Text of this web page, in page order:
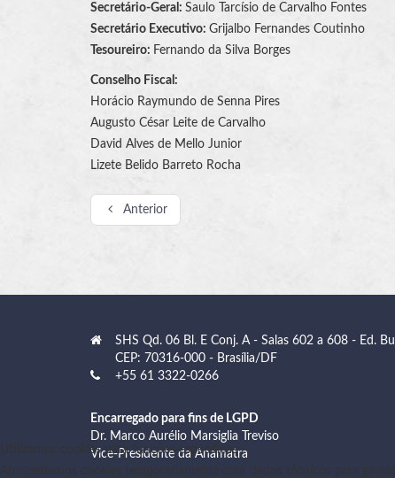
Secretário-Geral: Saulo Tarcísio de Carvalho Fontes
Secretário Executivo: Grijalbo Fernandes Coutinho
Tesoureiro: Fernando da Silva Borges
Conselho Fiscal:
Horácio Raymundo de Senna Pires
Augusto César Leite de Carvalho
David Alves de Mello Junior
Lizete Belido Barreto Rocha
Anterior
SHS Qd. 06 Bl. E Conj. A - Salas 602 a 608 - Ed.
CEP: 70316-000 - Brasília/DF
+55 61 3322-0266
Encarregado para fins de LGPD
Dr. Marco Aurélio Marsiglia Treviso
Vice-Presidente da Anamatra
Utilizamos cookies para funções específicas
Armazenamos cookies temporariamente com dados técnicos para